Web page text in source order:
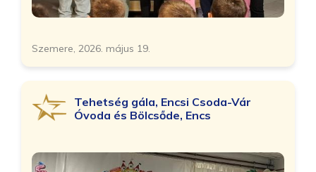
Szemere, 2026. május 19.
Tehetség gála, Encsi Csoda-Vár
Óvoda és Bölcsőde, Encs